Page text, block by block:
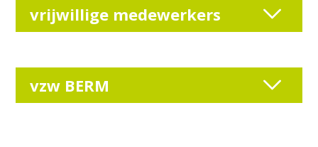
vrijwillige medewerkers
vzw BERM